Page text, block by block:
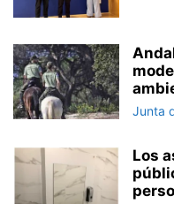
Junta
Los